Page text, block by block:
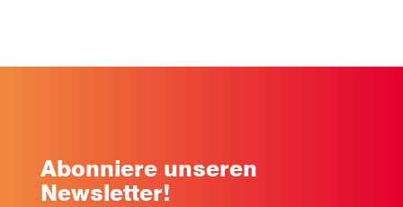
Abonniere unseren
Newsletter!